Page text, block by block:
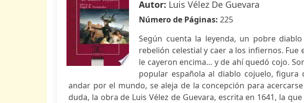
Autor: Luis Vélez De Guevara
Número de Páginas: 225
Según cuenta la leyenda, un pobre
rebelión celestial y caer a los infiernos.
le cayeron encima... y de ahí quedó cojo.
popular española al diablo cojuelo,
andar por el mundo, se aleja de la concepción para
duda, la obra de Luis Vélez de Guevara, escrita en 1641, la